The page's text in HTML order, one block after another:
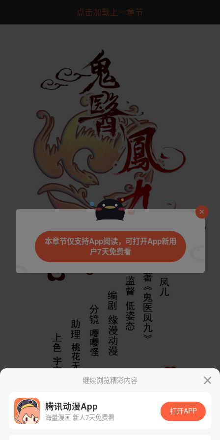
点击加载上一章节
App免费看
继续浏览精彩内容
腾讯动漫App
海量漫画 新人7天免费看
打开APP
本章节仅支持App阅读，可打开App新用
户7天免费看